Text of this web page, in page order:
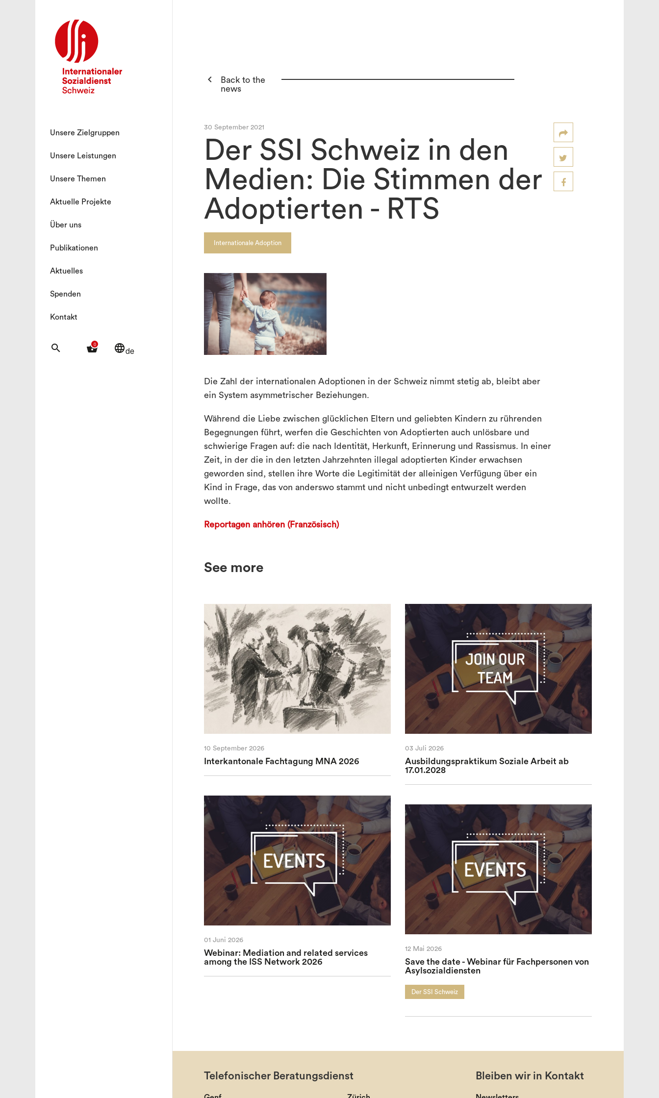
Unsere Zielgruppen
Unsere Leistungen
Unsere Themen
Aktuelle Projekte
Über uns
Publikationen
Aktuelles
Spenden
Kontakt
search 0
shopping_basket languagede

Back to the
news
30 September 2021
Der SSI Schweiz in den
Medien: Die Stimmen der
Adoptierten - RTS
Internationale Adoption
Die Zahl der internationalen Adoptionen in der Schweiz nimmt stetig ab, bleibt aber
ein System asymmetrischer Beziehungen.
Während die Liebe zwischen glücklichen Eltern und geliebten Kindern zu rührenden
Begegnungen führt, werfen die Geschichten von Adoptierten auch unlösbare und
schwierige Fragen auf: die nach Identität, Herkunft, Erinnerung und Rassismus. In einer
Zeit, in der die in den letzten Jahrzehnten illegal adoptierten Kinder erwachsen
geworden sind, stellen ihre Worte die Legitimität der alleinigen Verfügung über ein
Kind in Frage, das von anderswo stammt und nicht unbedingt entwurzelt werden
wollte.
Reportagen anhören (Französisch)
See more
10 September 2026
Interkantonale Fachtagung MNA 2026
03 Juli 2026
Ausbildungspraktikum Soziale Arbeit ab
17.01.2028
01 Juni 2026
Webinar: Mediation and related services
among the ISS Network 2026
12 Mai 2026
Save the date - Webinar für Fachpersonen von
Asylsozialdiensten
Der SSI Schweiz
Telefonischer Beratungsdienst Bleiben wir in Kontakt